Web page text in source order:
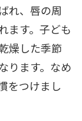
れ、唇の周
ます。子ども
燥した季節
ります。なめ
をつけまし